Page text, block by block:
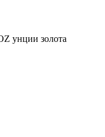
унции золота